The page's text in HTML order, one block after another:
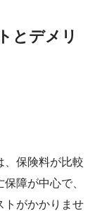
とデメリ
保険料が比較
障が中心で、
トがかかりませ